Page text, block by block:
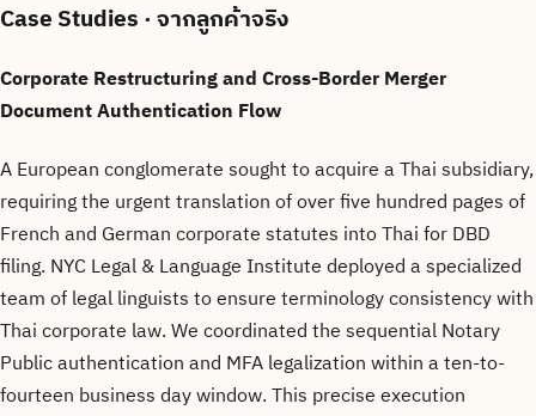
Case Studies· จากลูกค้าจริง
Corporate Restructuring and Cross-Border Merger
Document Authentication Flow
A European conglomerate sought to acquire a Thai subsidiary,
requiring the urgent translation of over five hundred pages of
French and German corporate statutes into Thai for DBD
filing. NYC Legal & Language Institute deployed a specialized
team of legal linguists to ensure terminology consistency with
Thai corporate law. We coordinated the sequential Notary
Public authentication and MFA legalization within a ten-to-
fourteen business day window. This precise execution